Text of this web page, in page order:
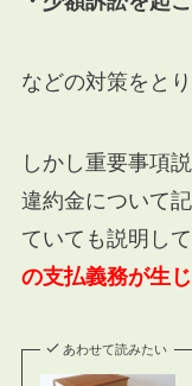
などの対策をとり
しかし重要事項
違約金について
ていても説明し
の支払義務が生
あわせて読みたい